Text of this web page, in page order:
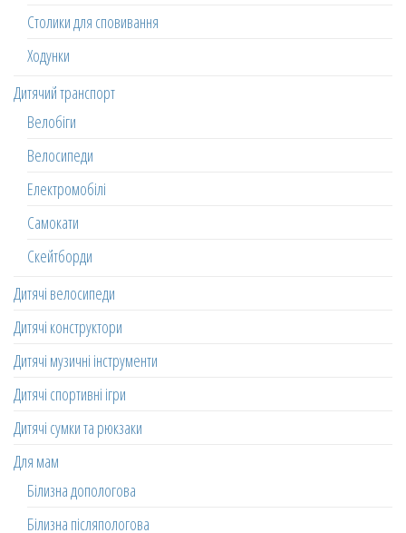
Столики для сповивання
Ходунки
Дитячий транспорт
Велобіги
Велосипеди
Електромобілі
Самокати
Скейтборди
Дитячі велосипеди
Дитячі конструктори
Дитячі музичні інструменти
Дитячі спортивні ігри
Дитячі сумки та рюкзаки
Для мам
Білизна допологова
Білизна післяпологова